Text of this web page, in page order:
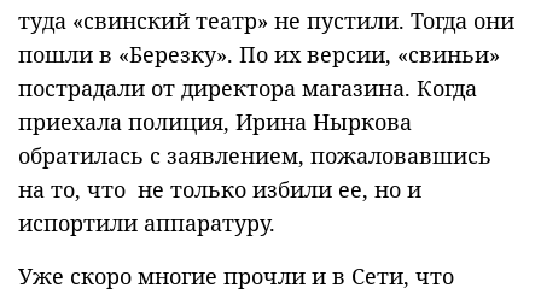
туда «свинский театр» не пустили. Тогда они
пошли в «Березку». По их версии, «свиньи»
пострадали от директора магазина. Когда
приехала полиция, Ирина Ныркова
обратилась с заявлением, пожаловавшись
на то, что не только избили ее, но и
испортили аппаратуру.
Уже скоро многие прочли и в Сети, что